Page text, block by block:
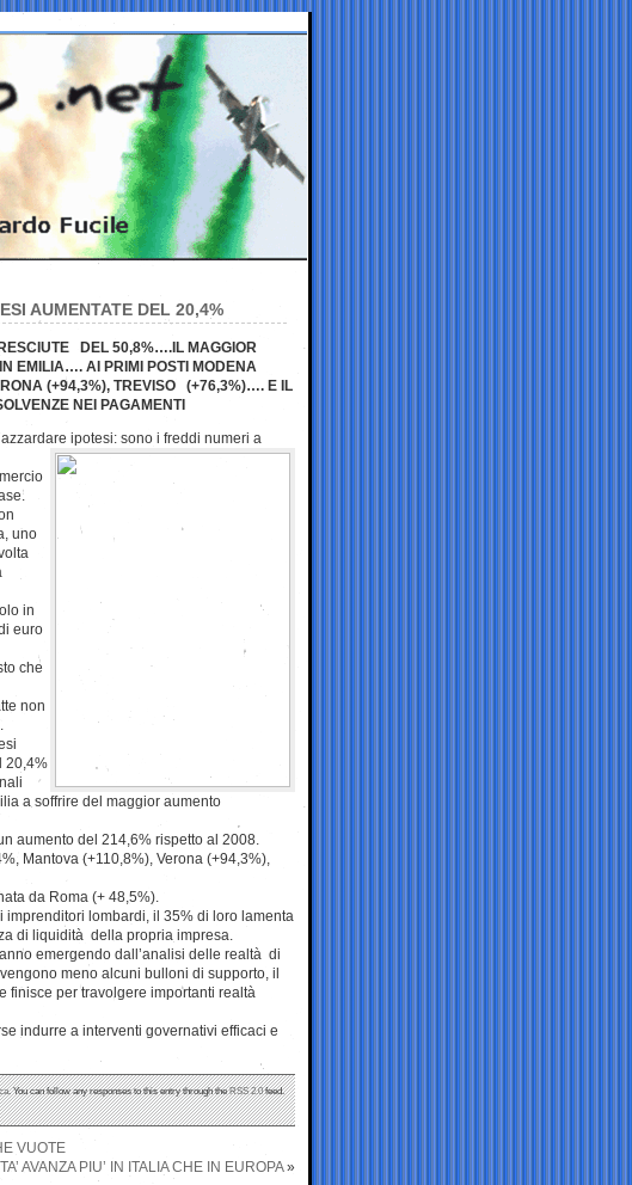
AUMENTATE DEL 20,4%
DEL 50,8%….IL MAGGIOR
EMILIA…. AI PRIMI POSTI MODENA
(+94,3%), TREVISO (+76,3%)…. E IL
NEI PAGAMENTI
ipotesi: sono i freddi numeri a
uno
in
euro
che
non
20,4%
a soffrire del maggior aumento
aumento del 214,6% rispetto al 2008.
Mantova (+110,8%), Verona (+94,3%),
da Roma (+ 48,5%).
lombardi, il 35% di loro lamenta
di liquidità della propria impresa.
emergendo dall’analisi delle realtà di
meno alcuni bulloni di supporto, il
finisce per travolgere importanti realtà
indurre a interventi governativi efficaci e
. You can follow any responses to this entry through theRSS 2.0feed.
VUOTE
AVANZA PIU’ IN ITALIA CHE IN EUROPA»